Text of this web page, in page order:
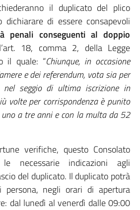
il duplicato del plico
dichiarare di essere consapevoli
penali conseguenti al doppio
18, comma 2, della Legge
il quale: “Chiunque, in occasione
e dei referendum, vota sia per
nel seggio di ultima iscrizione in
volte per corrispondenza è punito
a tre anni e con la multa da 52
verifiche, questo Consolato
necessarie indicazioni agli
del duplicato. Il duplicato potrà
persona, negli orari di apertura
dal lunedì al venerdì dalle 09:00